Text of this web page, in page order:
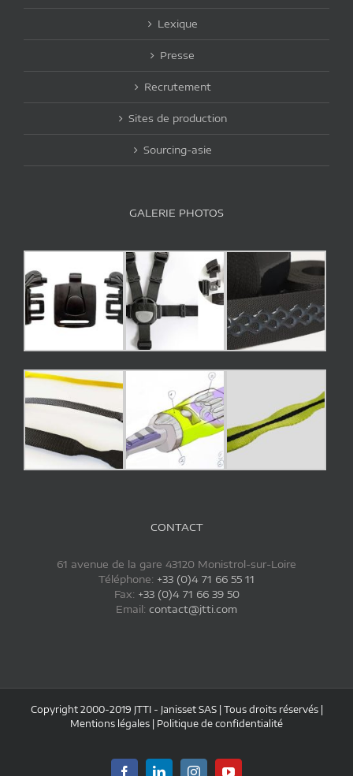
Lexique
Presse
Recrutement
Sites de production
Sourcing-asie
GALERIE PHOTOS
CONTACT
61 avenue de la gare 43120 Monistrol-sur-Loire
Téléphone: +33 (0)4 71 66 55 11
Fax: +33 (0)4 71 66 39 50
Email: contact@jtti.com
Copyright 2000-2019 JTTI - Janisset SAS | Tous droits réservés |
Mentions légales
Politique de confidentialité
FacebookLinkedInInstagramYouTube